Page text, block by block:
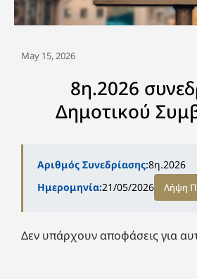
May 15, 2026
8η.2026
Δημοτικού
Αριθμός Συνεδρίασης:8η.2026
Ημερομηνία:21/05/2026 Λήψη
Δεν υπάρχουν αποφάσεις για